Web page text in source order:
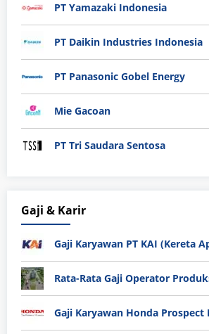
PT Yamazaki Indonesia
PT Daikin Industries Indonesia
PT Panasonic Gobel Energy
Mie Gacoan
PT Tri Saudara Sentosa
Gaji & Karir